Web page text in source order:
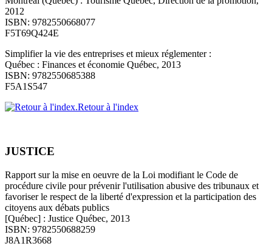
2012
ISBN: 9782550668077
F5T69Q424E
Simplifier la vie des entreprises et mieux réglementer :
Québec : Finances et économie Québec, 2013
ISBN: 9782550685388
F5A1S547
Retour à l'index
JUSTICE
Rapport sur la mise en oeuvre de la Loi modifiant le Code de
procédure civile pour prévenir l'utilisation abusive des tribunaux et
favoriser le respect de la liberté d'expression et la participation des
citoyens aux débats publics
[Québec] : Justice Québec, 2013
ISBN: 9782550688259
J8A1R3668